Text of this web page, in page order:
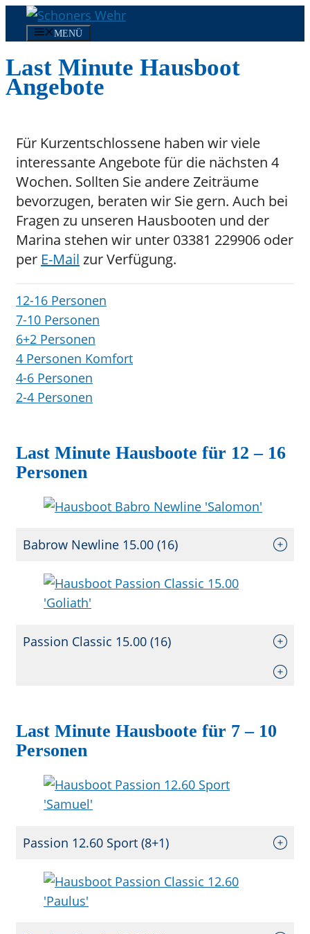
Zum
Inhalt
MENÜ
Last Minute Hausboot
Angebote
Für Kurzentschlossene haben wir viele
interessante Angebote für die nächsten 4
Wochen. Sollten Sie andere Zeiträume
bevorzugen, beraten wir Sie gern. Auch bei
Fragen zu unseren Hausbooten und der
Marina stehen wir unter 03381 229906 oder
per E-Mail zur Verfügung.
12-16 Personen
7-10 Personen
6+2 Personen
4 Personen Komfort
4-6 Personen
2-4 Personen
Last Minute Hausboote für 12 – 16
Personen
Babrow Newline 15.00 (16)
Passion Classic 15.00 (16)
Last Minute Hausboote für 7 – 10
Personen
Passion 12.60 Sport (8+1)